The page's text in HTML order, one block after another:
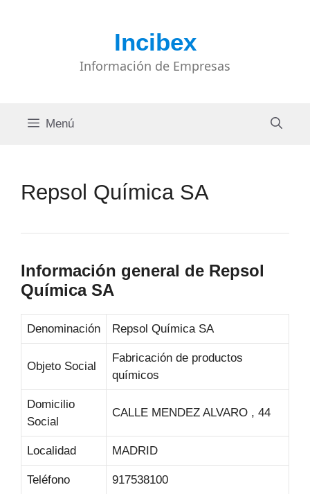
Incibex
Información de Empresas
Menú
Repsol Química SA
Información general de Repsol
Química SA
Denominación Repsol Química SA
Objeto Social
Fabricación de productos
químicos
Domicilio
Social
CALLE MENDEZ ALVARO , 44
Localidad MADRID
Teléfono 917538100